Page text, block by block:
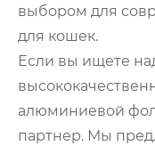
выбором для
для кошек.
Если вы ищете
алюминиевой
партнер. Мы